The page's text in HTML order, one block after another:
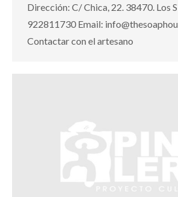
Dirección: C/ Chica, 22. 38470. Los
922811730 Email:
Contactar con el artesano